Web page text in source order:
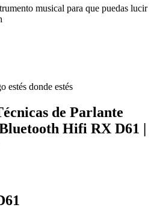
musical para que puedas lucir
estés donde estés
de Parlante
Hifi RX D61 |